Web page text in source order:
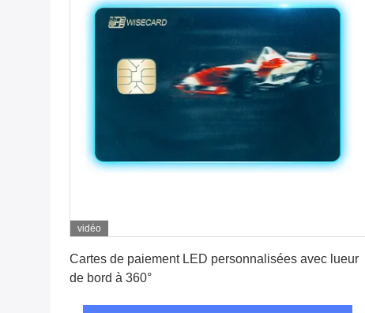
vidéo
Cartes de paiement LED personnalisées avec lueur
de bord à 360°